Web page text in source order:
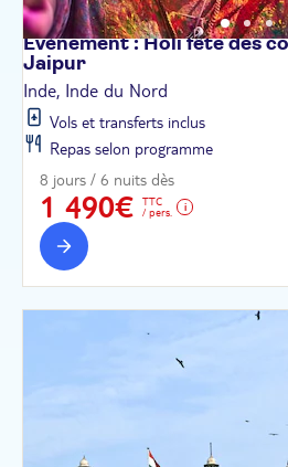
Evènement : Holi fête des
Jaipur
Inde, Inde du Nord
Vols et transferts inclus
Repas selon programme
8 jours / 6 nuits dès
1 490€
TTC
/ pers.